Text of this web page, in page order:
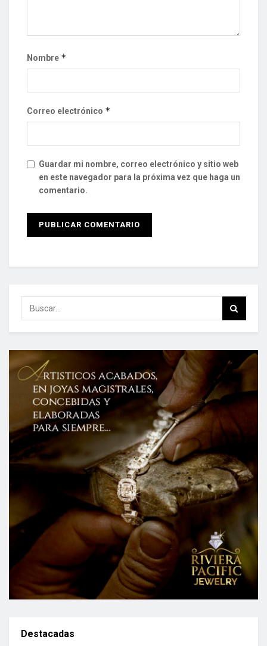
Nombre *
Correo electrónico *
Guardar mi nombre, correo electrónico y sitio web
en este navegador para la próxima vez que haga un
comentario.
Destacadas